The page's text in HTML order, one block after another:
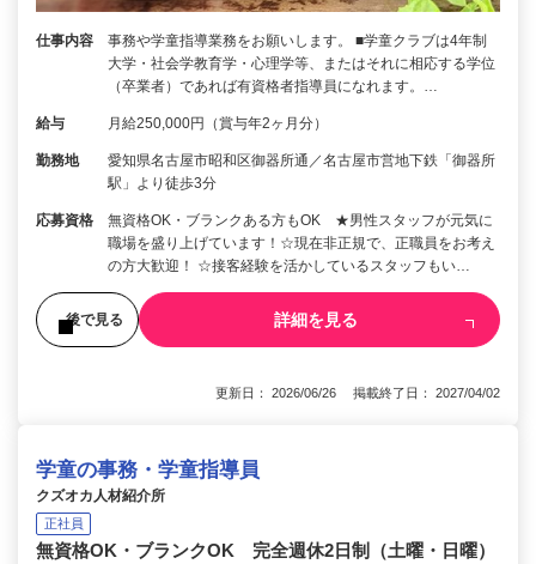
仕事内容
事務や学童指導業務をお願いします。 ■学童クラブは4年制
大学・社会学教育学・心理学等、またはそれに相応する学位
（卒業者）であれば有資格者指導員になれます。…
給与 月給250,000円（賞与年2ヶ月分）
勤務地
愛知県名古屋市昭和区御器所通／名古屋市営地下鉄「御器所
駅」より徒歩3分
応募資格
無資格OK・ブランクある方もOK ★男性スタッフが元気に
職場を盛り上げています！☆現在非正規で、正職員をお考え
の方大歓迎！ ☆接客経験を活かしているスタッフもい…
後で見る 詳細を見る
更新日： 2026/06/26 掲載終了日： 2027/04/02
学童の事務・学童指導員
クズオカ人材紹介所
正社員
無資格OK・ブランクOK 完全週休2日制（土曜・日曜）